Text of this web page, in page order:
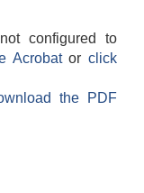
configured to
Acrobatorclick
the PDF